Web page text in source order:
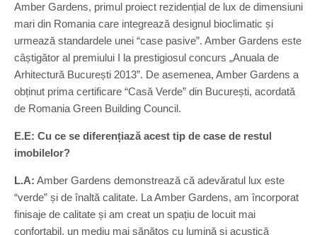
Amber Gardens, primul proiect rezidențial de lux de dimensiuni
mari din Romania care integrează designul bioclimatic și
urmează standardele unei “case pasive”. Amber Gardens este
câștigător al premiului I la prestigiosul concurs „Anuala de
Arhitectură București 2013”. De asemenea, Amber Gardens a
obținut prima certificare “Casă Verde” din București, acordată
de Romania Green Building Council.
E.E: Cu ce se diferențiază acest tip de case de restul
imobilelor?
L.A: Amber Gardens demonstrează că adevăratul lux este
“verde” și de înaltă calitate. La Amber Gardens, am încorporat
finisaje de calitate și am creat un spațiu de locuit mai
confortabil, un mediu mai sănătos cu lumină și acustică